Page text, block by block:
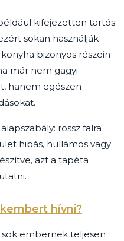
kifejezetten tartós
sokan használják
bizonyos részein
már nem gagyi
hanem egészen
rossz falra
hibás, hullámos vagy
azt a tapéta
hívni?
sok embernek teljesen